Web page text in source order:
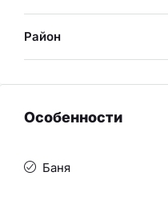
Район
Особенности
Баня